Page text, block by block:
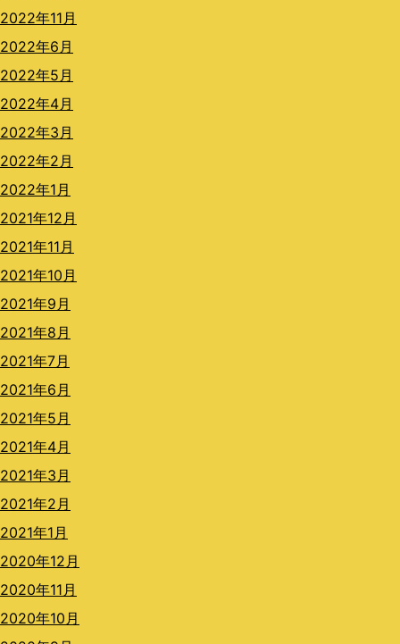
2022年11月
2022年6月
2022年5月
2022年4月
2022年3月
2022年2月
2022年1月
2021年12月
2021年11月
2021年10月
2021年9月
2021年8月
2021年7月
2021年6月
2021年5月
2021年4月
2021年3月
2021年2月
2021年1月
2020年12月
2020年11月
2020年10月